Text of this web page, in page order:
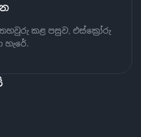
කළ පසුව, එස්ක්‍රෝරු
හැරේ.